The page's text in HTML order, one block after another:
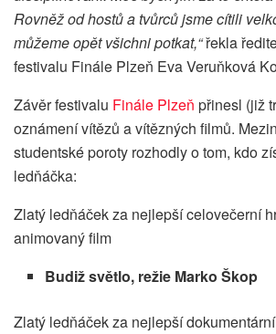
Rovněž od hostů a tvůrců jsme cítili
můžeme opět všichni potkat,“řekla
festivalu Finále Plzeň Eva Veruňková
Závěr festivalu Finále Plzeň přinesl (již
oznámení vítězů a vítězných filmů.
studentské poroty rozhodly o tom, kdo
ledňáčka:
Zlatý ledňáček za nejlepší celovečerní
animovaný film
Budiž světlo, režie Marko Škop
Zlatý ledňáček za nejlepší